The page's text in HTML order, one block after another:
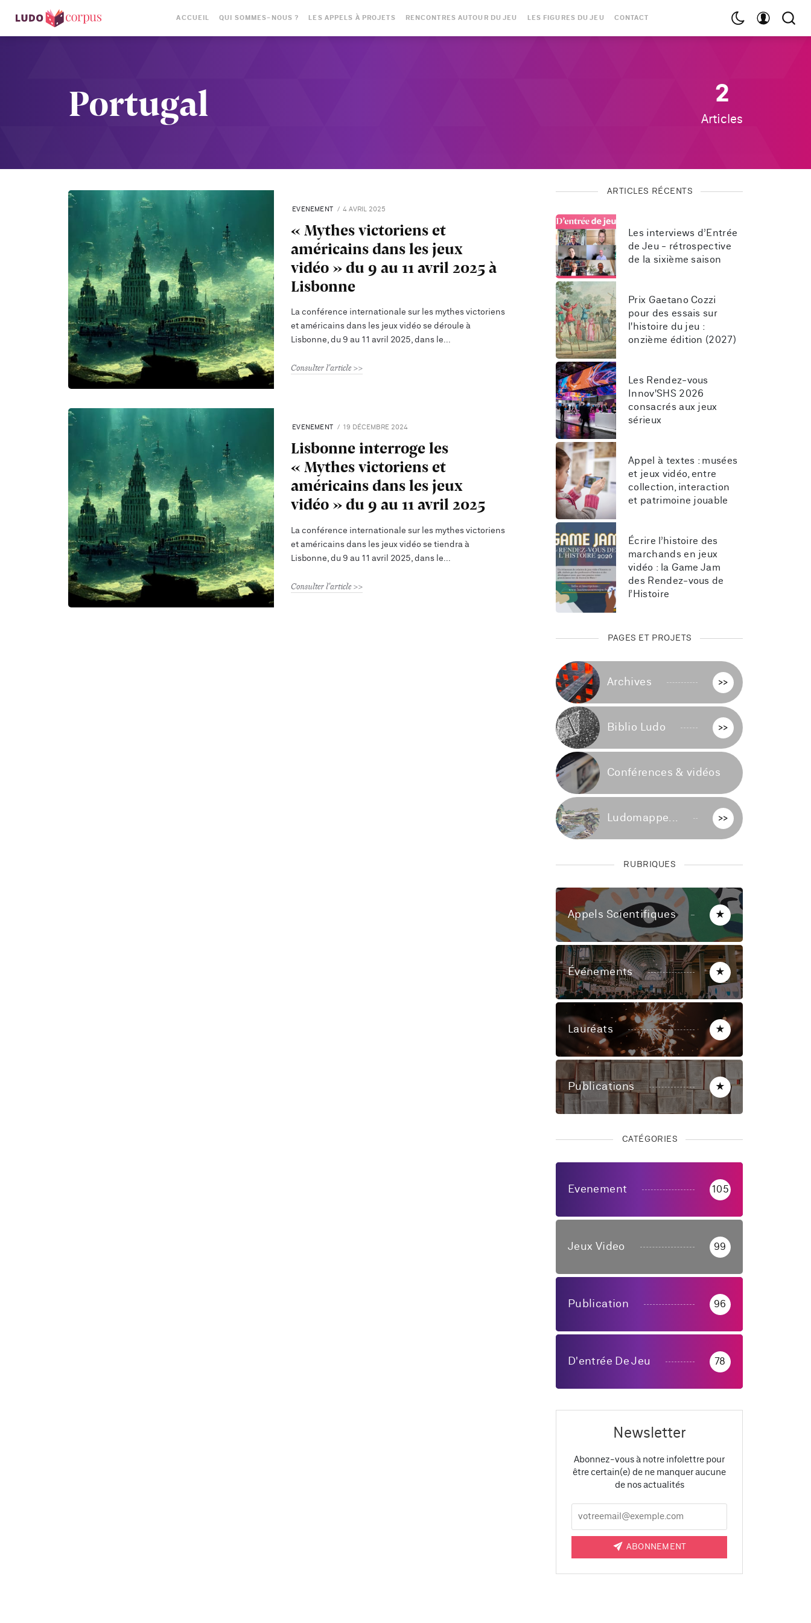
ACCUEIL QUI SOMMES-NOUS ? LES APPELS À PROJETS RENCONTRES AUTOUR DU JEU LES FIGURES DU JEU CONTACT
Portugal 2
Articles
EVENEMENT 4 AVRIL 2025
« Mythes victoriens et
américains dans les jeux
vidéo » du 9 au 11 avril 2025 à
Lisbonne
La conférence internationale sur les mythes victoriens
et américains dans les jeux vidéo se déroule à
Lisbonne, du 9 au 11 avril 2025, dans le
Consulter l'article
EVENEMENT 19 DÉCEMBRE 2024
Lisbonne interroge les
« Mythes victoriens et
américains dans les jeux
vidéo » du 9 au 11 avril 2025
La conférence internationale sur les mythes victoriens
et américains dans les jeux vidéo se tiendra à
Lisbonne, du 9 au 11 avril 2025, dans le
Consulter l'article
ARTICLES RÉCENTS
Les interviews d’Entrée
de Jeu - rétrospective
de la sixième saison
Prix Gaetano Cozzi
pour des essais sur
l'histoire du jeu :
onzième édition (2027)
Les Rendez-vous
Innov'SHS 2026
consacrés aux jeux
sérieux
Appel à textes : musées
et jeux vidéo, entre
collection, interaction
et patrimoine jouable
Écrire l’histoire des
marchands en jeux
vidéo : la Game Jam
des Rendez-vous de
l’Histoire
PAGES ET PROJETS
Archives >>
Biblio Ludo >>
Conférences & vidéos
Ludomappe... >>
RUBRIQUES
Appels Scientifiques ★
Événements ★
Lauréats ★
Publications ★
CATÉGORIES
Evenement 105
Jeux Video 99
Publication 96
D'entrée De Jeu 78
Newsletter
Abonnez-vous à notre infolettre pour
être certain(e) de ne manquer aucune
de nos actualités
ABONNEMENT